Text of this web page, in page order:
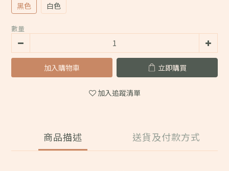
黑色 白色
數量
加入購物車 立即購買
加入追蹤清單
商品描述 送貨及付款方式